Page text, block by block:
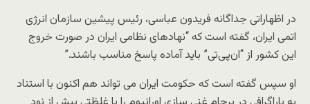
در اظهاراتی جداگانه فریدون عباسی، رئیس پیشین سازمان انرژی
اتمی ایران، گفته است که “نهادهای نظامی ایران در صورت خروج
این کشور از “ان‌پی‌تی” باید آماده پاسخ مناسب باشند.”
او سپس گفته است که حکومت ایران می تواند هم اکنون با استناد